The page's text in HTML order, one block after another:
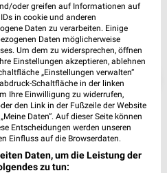
oder greifen auf Informationen auf
in cookie und anderen
Daten zu verarbeiten. Einige
Daten möglicherweise
Um dem zu widersprechen, öffnen
Einstellungen akzeptieren, ablehnen
„Einstellungen verwalten“
Schaltfläche in der linken
Ihre Einwilligung zu widerrufen,
den Link in der Fußzeile der Website
Daten“. Auf dieser Seite können
Entscheidungen werden unseren
Einfluss auf die Browserdaten.
Daten, um die Leistung der
zu tun: